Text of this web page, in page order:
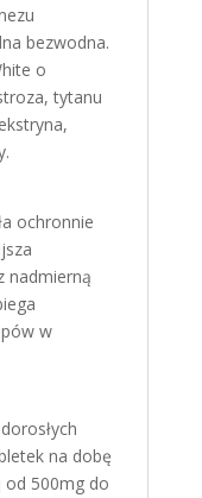
bezwodna.
o
tytanu
ochronnie
nadmierną
w
na dobę
500mg do